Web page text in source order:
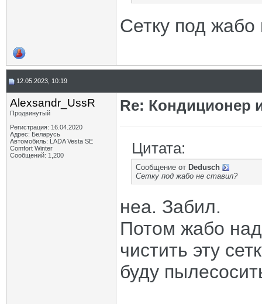
Сетку под жабо
12.05.2023, 10:19
Alexsandr_UssR
Продвинутый
Регистрация: 16.04.2020
Адрес: Беларусь
Автомобиль: LADA Vesta SE
Comfort Winter
Сообщений: 1,200
Re: Кондиционер
Цитата:
Сообщение от Dedusch
Сетку под жабо не ставил?
неа. Забил.
Потом жабо
чистить эту
буду